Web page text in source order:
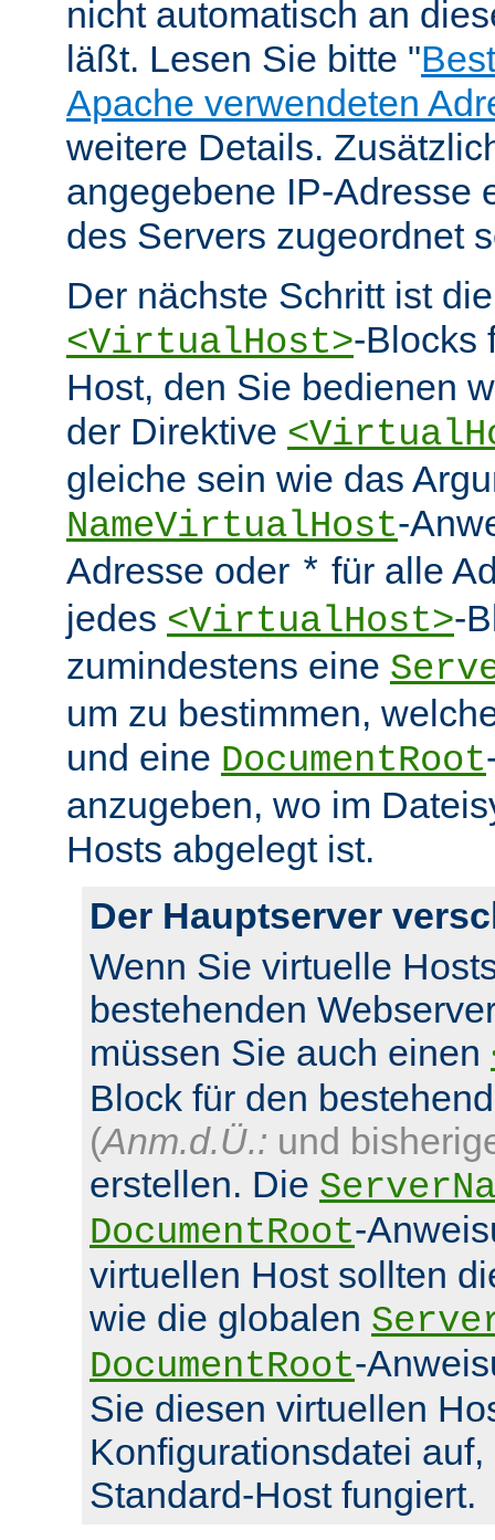
nicht automatisch an
läßt. Lesen Sie bitte "
Apache verwendeten
weitere Details.
angegebene IP-Adresse
des Servers zugeordnet
Der nächste Schritt ist
<VirtualHost>-Blocks
Host, den Sie bedienen
der Direktive
gleiche sein wie das
NameVirtualHost-
Adresse oder * für alle
jedes <VirtualHost>-
zumindestens eine
um zu bestimmen,
und eine DocumentRoot
anzugeben, wo im
Hosts abgelegt ist.
Der Hauptserver
Wenn Sie virtuelle
bestehenden
müssen Sie auch einen
Block für den
(Anm.d.Ü.: und
erstellen. Die
DocumentRoot-
virtuellen Host sollten
wie die globalen
DocumentRoot-
Sie diesen virtuellen
Konfigurationsdatei
Standard-Host fungiert.